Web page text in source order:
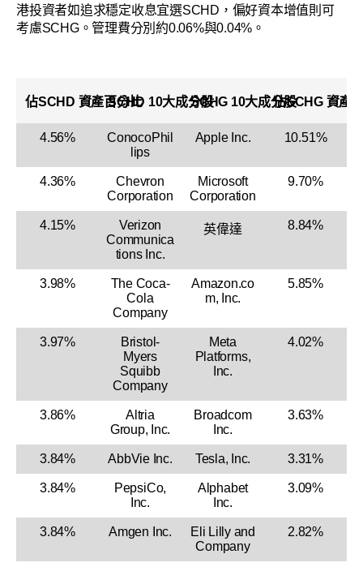
港投資者如追求穩定收息宜選SCHD，偏好資本增值則可
考慮SCHG。管理費分別約0.06%與0.04%。
佔SCHD 資產百分比
SCHD 10大成分股SCHG 10大成分股佔SCHG 資產
4.56%
ConocoPhil
lips
Apple Inc. 10.51%
4.36%
Chevron
Corporation
Microsoft
Corporation
9.70%
4.15%
Verizon
Communica
tions Inc.
英偉達 8.84%
3.98%
The Coca-
Cola
Company
Amazon.co
m, Inc.
5.85%
3.97%
Bristol-
Myers
Squibb
Company
Meta
Platforms,
Inc.
4.02%
3.86%
Altria
Group, Inc.
Broadcom
Inc.
3.63%
3.84% AbbVie Inc. Tesla, Inc. 3.31%
3.84%
PepsiCo,
Inc.
Alphabet
Inc.
3.09%
3.84% Amgen Inc.
Eli Lilly and
Company
2.82%